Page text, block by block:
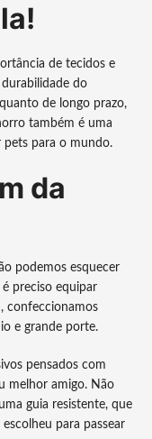
de tecidos e
do
de longo prazo,
também é uma
pets para o mundo.
da
podemos esquecer
preciso equipar
confeccionamos
e grande porte.
pensados com
melhor amigo. Não
guia resistente, que
para passear